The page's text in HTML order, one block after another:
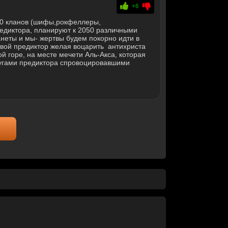
+6
кланов (шифы,рокфеллеры,
планируют к 2050 различными
и мы- жертвы будем покорно идти в
предиктор желая воцарить антихриста
горе, на месте мечети Аль-Акса, которая
предиктора спровоцировавшими